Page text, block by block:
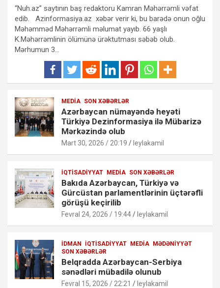
“Nuh.az” saytının baş redaktoru Kamran Məhərrəmli vəfat
edib. Azinformasiya.az xəbər verir ki, bu barədə onun oğlu
Məhəmməd Məhərrəmli məlumat yayıb. 66 yaşlı
K.Məhərrəmlinin ölümünə ürəktutması səbəb olub.
Mərhumun 3…
MEDIA SON XƏBƏRLƏR
Azərbaycan nümayəndə heyəti
Türkiyə Dezinformasiya ilə Mübarizə
Mərkəzində olub
Mart 30, 2026 / 20:19 leylakamil
İQTISADIYYAT MEDIA SON XƏBƏRLƏR
Bakıda Azərbaycan, Türkiyə və
Gürcüstan parlamentlərinin üçtərəfli
görüşü keçirilib
Fevral 24, 2026 / 19:44 leylakamil
İDMAN İQTISADIYYAT MEDIA MƏDƏNIYYƏT
SON XƏBƏRLƏR
Belqradda Azərbaycan-Serbiya
sənədləri mübadilə olunub
Fevral 15, 2026 / 22:21 leylakamil